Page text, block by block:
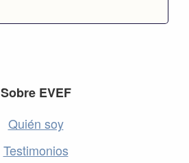
Sobre EVEF
Quién soy
Testimonios